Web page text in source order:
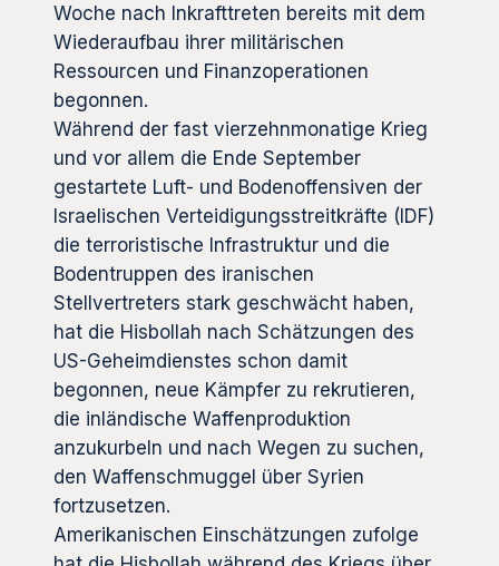
Woche nach Inkrafttreten bereits mit dem
Wiederaufbau ihrer militärischen
Ressourcen und Finanzoperationen
begonnen.
Während der fast vierzehnmonatige Krieg
und vor allem die Ende September
gestartete Luft- und Bodenoffensiven der
Israelischen Verteidigungsstreitkräfte (IDF)
die terroristische Infrastruktur und die
Bodentruppen des iranischen
Stellvertreters stark geschwächt haben,
hat die Hisbollah nach Schätzungen des
US-Geheimdienstes schon damit
begonnen, neue Kämpfer zu rekrutieren,
die inländische Waffenproduktion
anzukurbeln und nach Wegen zu suchen,
den Waffenschmuggel über Syrien
fortzusetzen.
Amerikanischen Einschätzungen zufolge